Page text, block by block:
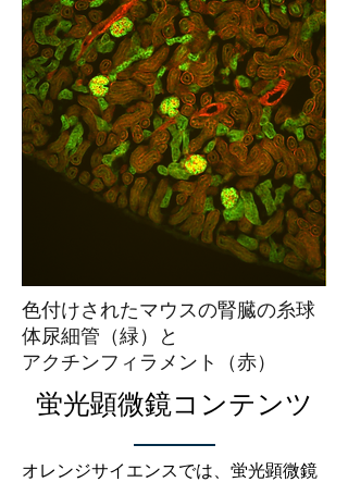
色付けされたマウスの腎臓の糸球
体尿細管（緑）と
アクチンフィラメント（赤）
蛍光顕微鏡コンテンツ
オレンジサイエンスでは、蛍光顕微鏡